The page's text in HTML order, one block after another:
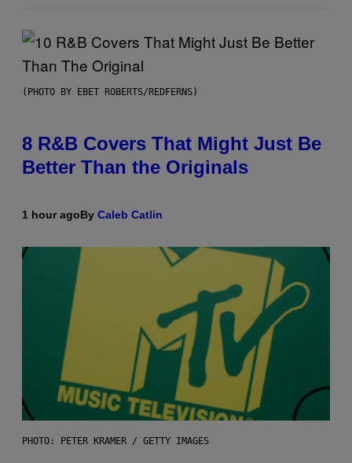
(PHOTO BY EBET ROBERTS/REDFERNS)
8 R&B Covers That Might Just Be
Better Than the Originals
1 hour agoBy Caleb Catlin
PHOTO: PETER KRAMER / GETTY IMAGES